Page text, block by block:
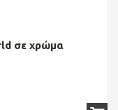
σε χρώμα